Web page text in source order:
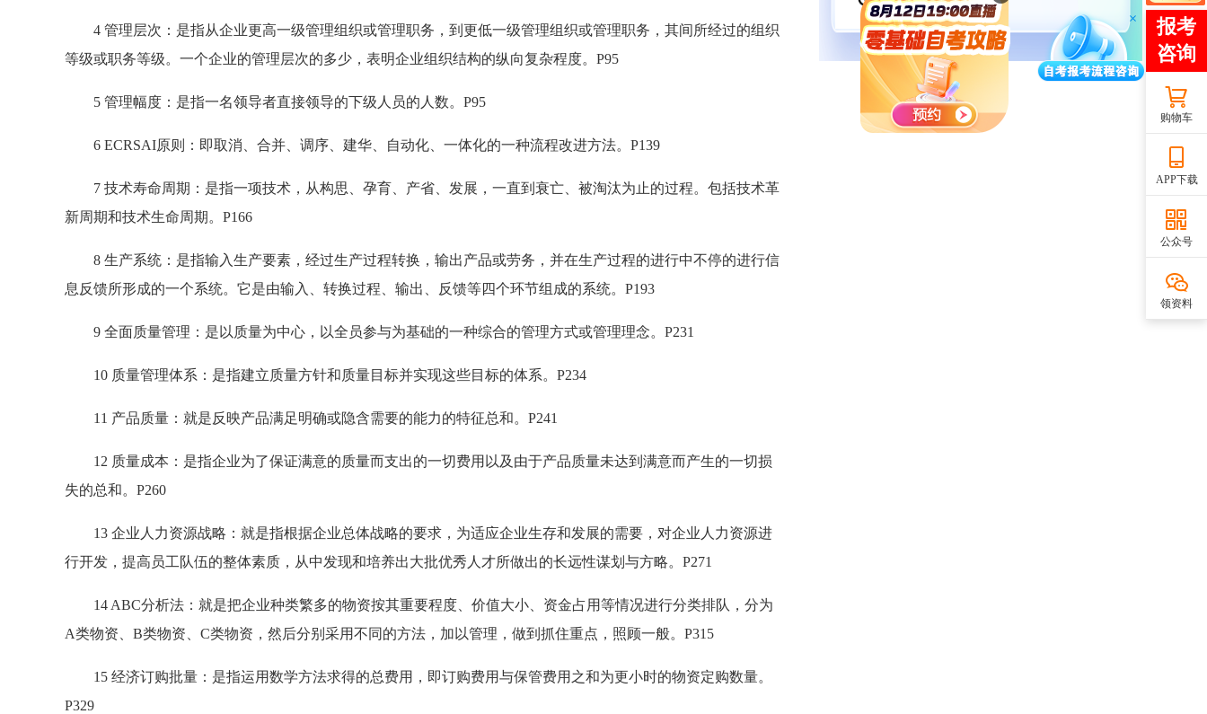
4 管理层次：是指从企业更高一级管理组织或管理职务，到更低一级管理组织或管理职务，其间所经过的组织
等级或职务等级。一个企业的管理层次的多少，表明企业组织结构的纵向复杂程度。P95
5 管理幅度：是指一名领导者直接领导的下级人员的人数。P95
6 ECRSAI原则：即取消、合并、调序、建华、自动化、一体化的一种流程改进方法。P139
7 技术寿命周期：是指一项技术，从构思、孕育、产省、发展，一直到衰亡、被淘汰为止的过程。包括技术革
新周期和技术生命周期。P166
8 生产系统：是指输入生产要素，经过生产过程转换，输出产品或劳务，并在生产过程的进行中不停的进行信
息反馈所形成的一个系统。它是由输入、转换过程、输出、反馈等四个环节组成的系统。P193
9 全面质量管理：是以质量为中心，以全员参与为基础的一种综合的管理方式或管理理念。P231
10 质量管理体系：是指建立质量方针和质量目标并实现这些目标的体系。P234
11 产品质量：就是反映产品满足明确或隐含需要的能力的特征总和。P241
12 质量成本：是指企业为了保证满意的质量而支出的一切费用以及由于产品质量未达到满意而产生的一切损
失的总和。P260
13 企业人力资源战略：就是指根据企业总体战略的要求，为适应企业生存和发展的需要，对企业人力资源进
行开发，提高员工队伍的整体素质，从中发现和培养出大批优秀人才所做出的长远性谋划与方略。P271
14 ABC分析法：就是把企业种类繁多的物资按其重要程度、价值大小、资金占用等情况进行分类排队，分为
A类物资、B类物资、C类物资，然后分别采用不同的方法，加以管理，做到抓住重点，照顾一般。P315
15 经济订购批量：是指运用数学方法求得的总费用，即订购费用与保管费用之和为更小时的物资定购数量。
P329
购物车
APP下载
公众号
领资料